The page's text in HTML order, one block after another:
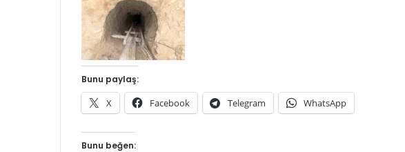
Bunu paylaş:
X Facebook Telegram WhatsApp
Bunu beğen: